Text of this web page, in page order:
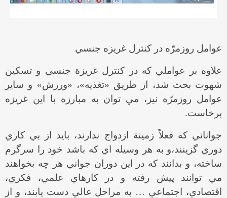
عوامل روزمرّه در كنترل غريزه جنسي
علاوه بر عواملي كه در كنترل غريزة جنسي و تسكين
شهوت بحث شد، از طريق «تغذيه»، «ورزش» و ساير
عوامل روزمرّه نيز، مي توان به مبارزه با اين غريزه
برخاست.
جواناني كه فعلاً زمينة ازدواج ندارند، بايد از بي كاري
دوري گزينند،و به هر وسيله اي كه باشد خود را سرگرم
ساخته، و بدانند كه در اين دوران جواني هر چه بخواهند
مي توانند پيش رفته و در كارهاي علمي، فكري،
اقتصادي، اجتماعي … به مراحل عالي دست يابند، و از